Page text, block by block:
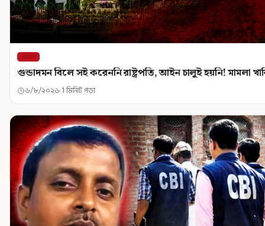
রাজ্য
গুন্ডাদমন বিলে সই করেননি রাষ্ট্রপতি, আইন চালুই হয়নি! মামলা
৬/৮/২০২৬ 1 মিনিট পড়া